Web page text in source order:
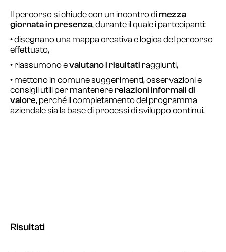
Il percorso si chiude con un incontro dimezza
giornata in presenza, durante il quale i partecipanti:
• disegnano una mappa creativa e logica del percorso
effettuato,
• riassumono evalutano i risultati raggiunti,
• mettono in comune suggerimenti, osservazioni e
consigli utili per mantenererelazioni informali di
valore, perché il completamento del programma
aziendale sia la base di processi di sviluppo continui.
Risultati